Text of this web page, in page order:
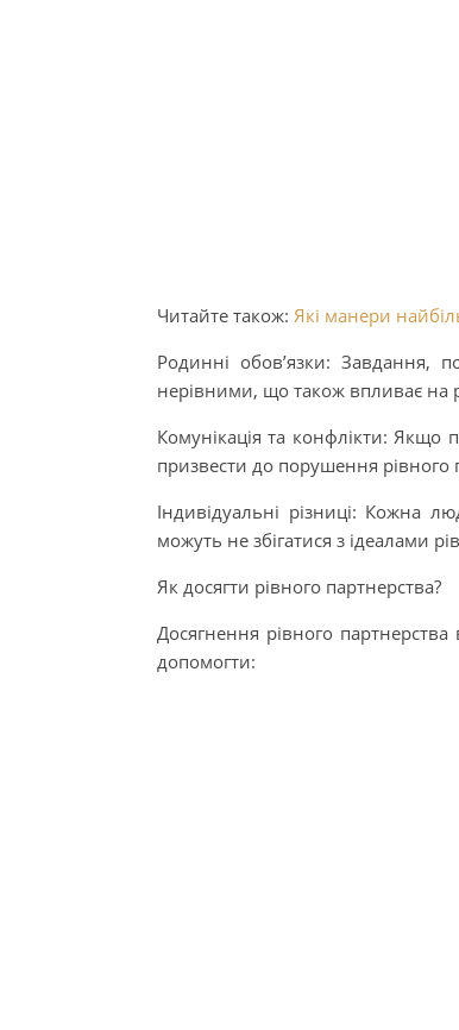
Читайте також: Які манери
Родинні обов’язки: Завдання,
нерівними, що також впливає на
Комунікація та конфлікти: Якщо
призвести до порушення рівного
Індивідуальні різниці: Кожна
можуть не збігатися з ідеалами
Як досягти рівного партнерства?
Досягнення рівного
допомогти: